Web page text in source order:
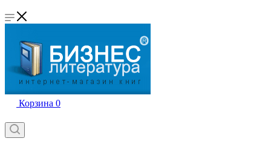
Корзина 0